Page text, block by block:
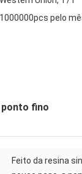
1000000pcs pelo
ponto fino
Feito da resina